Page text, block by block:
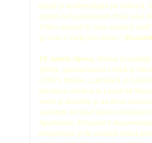
uzual şi vestimentaţia pe măsură.
(după cum precizează chiar unul
Trăim vremuri în care vampirii
şi scrie o carte pro domo.” (
15. Ionela Oprea, Motive şi
Ştiinţe, specializarea Limbă şi
(1997). Master „Literatură şi
literatura română la Liceul de
vechi şi durabile şi au făcut
varietate de tipuri epice româneşti
Apollinaire. Folosind o
imagologie şi de analiză critică